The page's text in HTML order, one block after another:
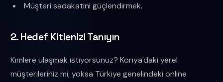
Müşteri sadakatini güçlendirmek.
2. Hedef Kitlenizi Tanıyın
Kimlere ulaşmak istiyorsunuz? Konya'daki yerel
müşterileriniz mi, yoksa Türkiye genelindeki online